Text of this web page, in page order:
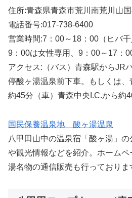
住所:青森県青森市荒川南荒川山
電話番号:017-738-6400
営業時間:7：00～18：00（ヒバ
9：00は女性専用、9：00～17：
アクセス:（バス）青森駅からJR
停酸ヶ湯温泉前下車。もしくは
約45分（車）青森中央I.C.から約
国民保養温泉地 酸ヶ湯温泉
八甲田山中の温泉宿「酸ヶ湯」
や観光情報などを紹介。ホーム
湯名物の通信販売も行っておりま